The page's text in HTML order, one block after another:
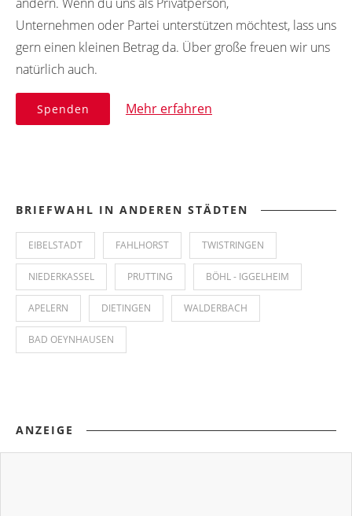
Unternehmen oder Partei unterstützen möchtest, lass uns
gern einen kleinen Betrag da. Über große freuen wir uns
natürlich auch.
Spenden Mehr erfahren
BRIEFWAHL IN ANDEREN STÄDTEN
EIBELSTADT FAHLHORST TWISTRINGEN
NIEDERKASSEL PRUTTING BÖHL - IGGELHEIM
APELERN DIETINGEN WALDERBACH
BAD OEYNHAUSEN
ANZEIGE